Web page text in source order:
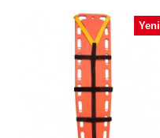
Yeni